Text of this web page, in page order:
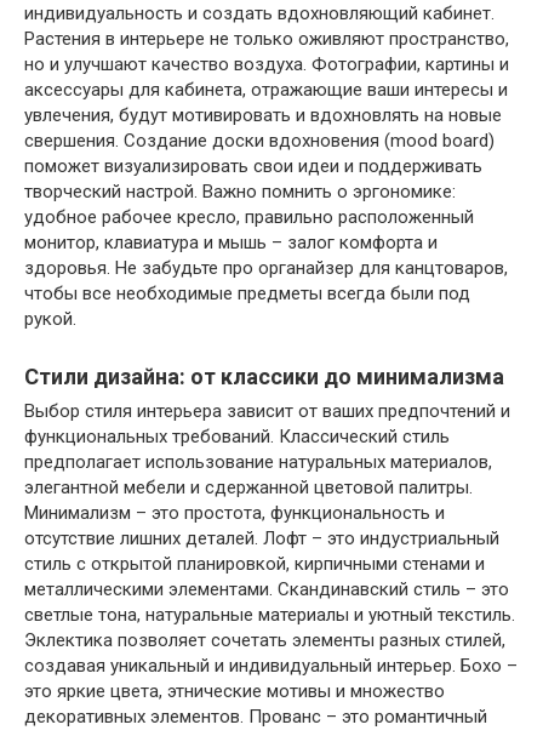
индивидуальность и создать вдохновляющий кабинет.
Растения в интерьере не только оживляют пространство,
но и улучшают качество воздуха. Фотографии, картины и
аксессуары для кабинета, отражающие ваши интересы и
увлечения, будут мотивировать и вдохновлять на новые
свершения. Создание доски вдохновения (mood board)
поможет визуализировать свои идеи и поддерживать
творческий настрой. Важно помнить о эргономике:
удобное рабочее кресло, правильно расположенный
монитор, клавиатура и мышь – залог комфорта и
здоровья. Не забудьте про органайзер для канцтоваров,
чтобы все необходимые предметы всегда были под
рукой.
Стили дизайна: от классики до минимализма
Выбор стиля интерьера зависит от ваших предпочтений и
функциональных требований. Классический стиль
предполагает использование натуральных материалов,
элегантной мебели и сдержанной цветовой палитры.
Минимализм – это простота, функциональность и
отсутствие лишних деталей. Лофт – это индустриальный
стиль с открытой планировкой, кирпичными стенами и
металлическими элементами. Скандинавский стиль – это
светлые тона, натуральные материалы и уютный текстиль.
Эклектика позволяет сочетать элементы разных стилей,
создавая уникальный и индивидуальный интерьер. Бохо –
это яркие цвета, этнические мотивы и множество
декоративных элементов. Прованс – это романтичный